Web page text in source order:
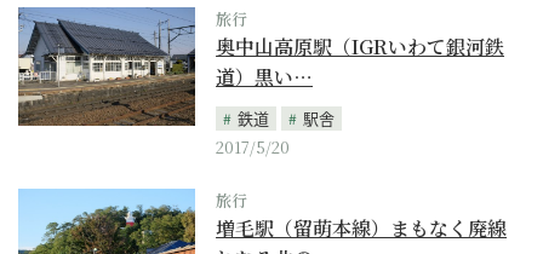
旅行
奥中山高原駅（IGRいわて銀河鉄
道）黒い…
鉄道
駅舎
2017/5/20
旅行
増毛駅（留萌本線）まもなく廃線